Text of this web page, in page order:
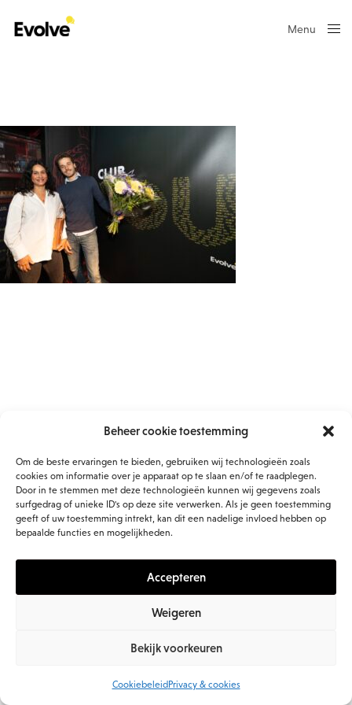
Beheer cookie toestemming
Om de beste ervaringen te bieden, gebruiken wij technologieën zoals
cookies om informatie over je apparaat op te slaan en/of te raadplegen.
Door in te stemmen met deze technologieën kunnen wij gegevens zoals
surfgedrag of unieke ID's op deze site verwerken. Als je geen toestemming
geeft of uw toestemming intrekt, kan dit een nadelige invloed hebben op
bepaalde functies en mogelijkheden.
Accepteren
Weigeren
Bekijk voorkeuren
Cookiebeleid Privacy & cookies
Menu
© 2026 Evolve BV. all rights reserved